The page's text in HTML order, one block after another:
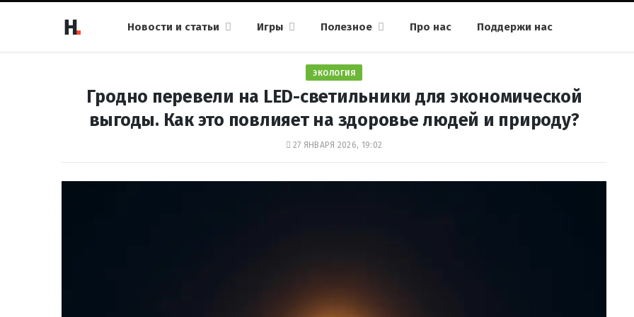
Новости и статьи Игры Полезное Про нас Поддержи нас
ЭКОЛОГИЯ
Гродно перевели на LED-светильники для экономической
выгоды. Как это повлияет на здоровье людей и природу?
27 ЯНВАРЯ 2026, 19:02